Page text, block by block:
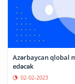
Azərbaycan qlobal
edəcək
02-02-2023